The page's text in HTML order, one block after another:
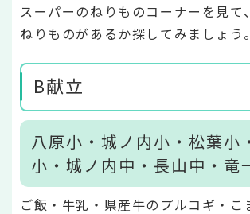
スーパーのねりものコーナーを見て
ねりものがあるか探してみましょう。
B献立
八原小・城ノ内小・松葉小
小・城ノ内中・長山中・竜
ご飯・牛乳・県産牛のプルコギ・こ